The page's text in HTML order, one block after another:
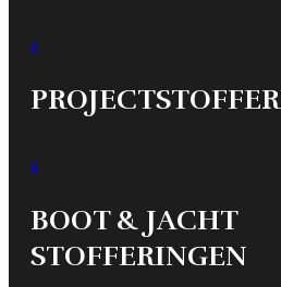
a
a
BOOT & JACHT
STOFFERINGEN